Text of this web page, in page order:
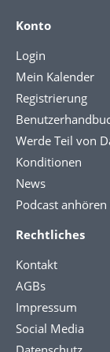
Konto
Login
Mein Kalender
Registrierung
Werde Teil von
Konditionen
News
Podcast
Rechtliches
Kontakt
AGBs
Impressum
Social Media